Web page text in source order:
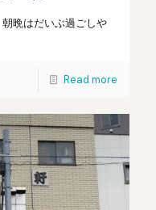
晩はだいぶ過ごしや
Read more